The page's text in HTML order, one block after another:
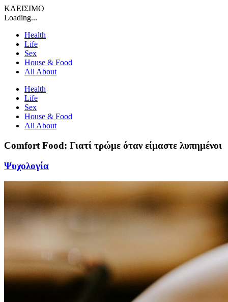
ΚΛΕΙΣΙΜΟ
Loading...
Health
Life
Sex
House & Food
All About
Health
Life
Sex
House & Food
All About
Comfort Food: Γιατί τρώμε όταν είμαστε λυπημένοι
Ψυχολογία